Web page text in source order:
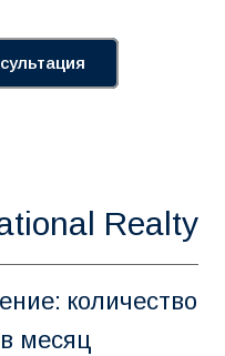
Realty
количество
месяц